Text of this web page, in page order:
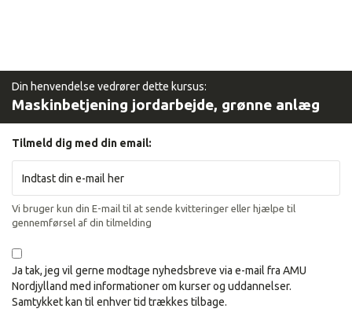
Din henvendelse vedrører dette kursus:
Maskinbetjening jordarbejde, grønne anlæg
Tilmeld dig med din email:
Vi bruger kun din E-mail til at sende kvitteringer eller hjælpe til
gennemførsel af din tilmelding
Ja tak, jeg vil gerne modtage nyhedsbreve via e-mail fra AMU
Nordjylland med informationer om kurser og uddannelser.
Samtykket kan til enhver tid trækkes tilbage.